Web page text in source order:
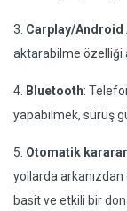
3. Carplay/Android
aktarabilme özelliği
4. Bluetooth:
yapabilmek, sürüş
5. Otomatik
yollarda
basit ve etkili bir